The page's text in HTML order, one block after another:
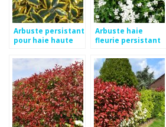
Arbuste persistant
pour haie haute
Arbuste haie
fleurie persistant